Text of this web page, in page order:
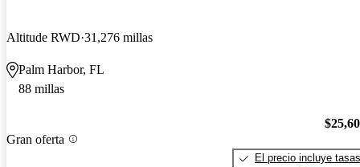
Altitude RWD 31,276 millas
Palm Harbor, FL
88 millas
Gran oferta
El precio incluye tasas